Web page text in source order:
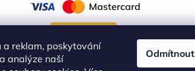
a reklam, poskytování
analýze naší
Odmítnout
Mastercard